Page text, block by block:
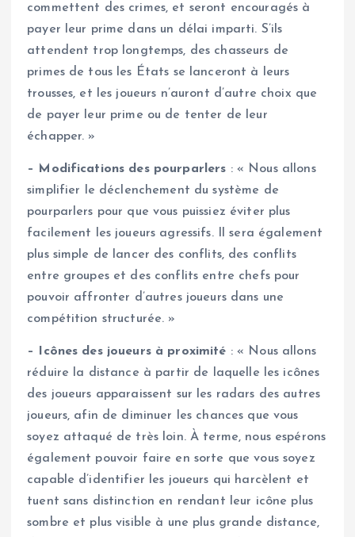
commettent des crimes, et seront encouragés à
payer leur prime dans un délai imparti. S’ils
attendent trop longtemps, des chasseurs de
primes de tous les États se lanceront à leurs
trousses, et les joueurs n’auront d’autre choix que
de payer leur prime ou de tenter de leur
échapper. »
– Modifications des pourparlers : « Nous allons
simplifier le déclenchement du système de
pourparlers pour que vous puissiez éviter plus
facilement les joueurs agressifs. Il sera également
plus simple de lancer des conflits, des conflits
entre groupes et des conflits entre chefs pour
pouvoir affronter d’autres joueurs dans une
compétition structurée. »
– Icônes des joueurs à proximité : « Nous allons
réduire la distance à partir de laquelle les icônes
des joueurs apparaissent sur les radars des autres
joueurs, afin de diminuer les chances que vous
soyez attaqué de très loin. À terme, nous espérons
également pouvoir faire en sorte que vous soyez
capable d’identifier les joueurs qui harcèlent et
tuent sans distinction en rendant leur icône plus
sombre et plus visible à une plus grande distance,